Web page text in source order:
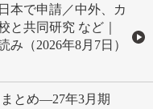
本で申請／中外、カ
と共同研究 など｜
（2026年8月7日）
とめ―27年3月期